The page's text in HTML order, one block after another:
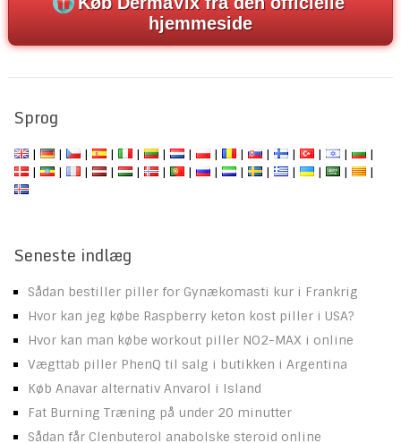
hjemmeside
Sprog
| | | | | | | | | | | | |
|
|
| | | | | | | | | | | | |
Seneste indlæg
Sådan bestiller piller for Gynækomasti kur i Frankrig
Hvor kan jeg købe Raspberry keton kost piller i USA?
Hvor kan man købe workout piller NO2-MAX i online
Vægttab piller PhenQ til salg i butikken i Argentina
Køb Anavar alternativ Anvarol i Island
Fat Burning Træning på under 20 minutter
Sådan får Clenbuterol anabolske steroid online